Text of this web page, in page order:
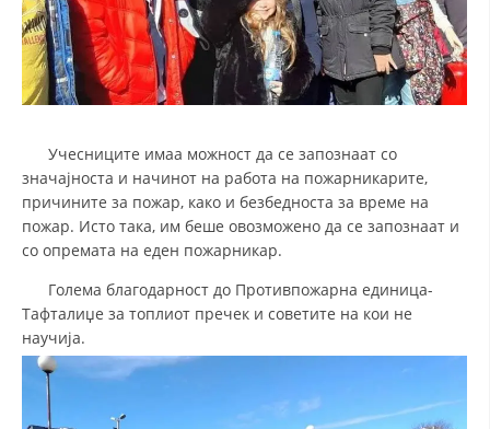
Учесниците имаа можност да се запознаат со
значајноста и начинот на работа на пожарникарите,
причините за пожар, како и безбедноста за време на
пожар. Исто така, им беше овозможено да се запознаат и
со опремата на еден пожарникар.
Голема благодарност до Противпожарна единица-
Тафталиџе за топлиот пречек и советите на кои не
научија.